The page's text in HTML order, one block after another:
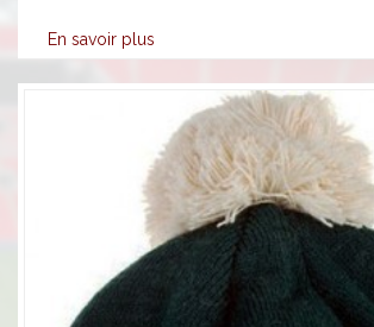
En savoir plus